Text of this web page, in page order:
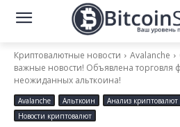
Криптовалютные новости Avalanche
важные новости! Объявлена торговля
неожиданных альткоина!
Avalanche Альткоин Анализ криптовалют
Новости криптовалют